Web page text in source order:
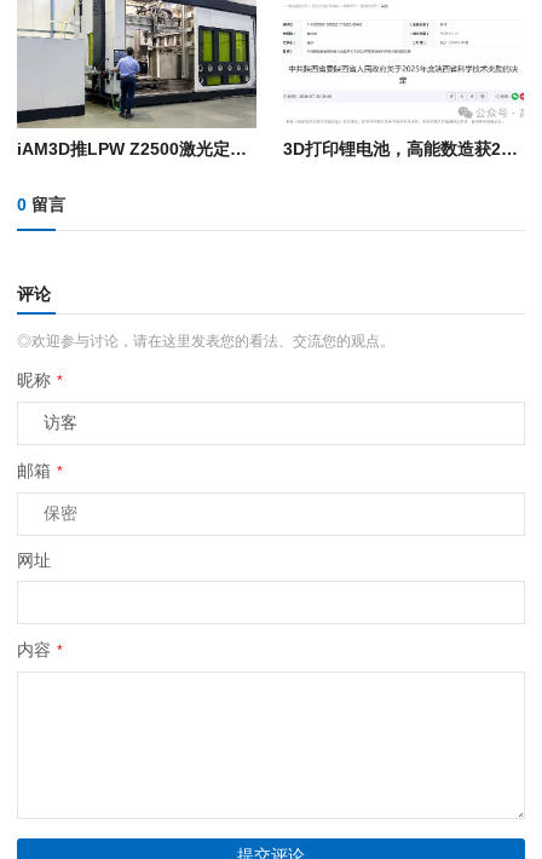
iAM3D推LPW Z2500激光定向能量沉积系统：8轴双模激光沉积系统，构建体积2米级 3D打印锂电池，高能数造获2025年度陕西省科学技术奖
0 留言
评论
◎欢迎参与讨论，请在这里发表您的看法、交流您的观点。
昵称 *
邮箱 *
网址
内容 *